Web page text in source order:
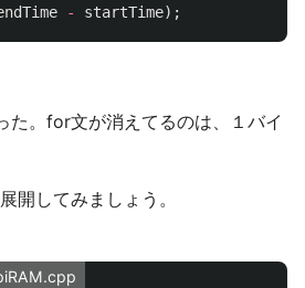
- startTime);
た。for文が消えてるのは、１バイ
開してみましょう。